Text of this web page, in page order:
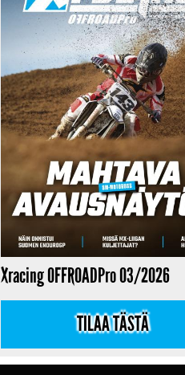
Xracing OFFROADPro 03/2026
TILAA TÄSTÄ